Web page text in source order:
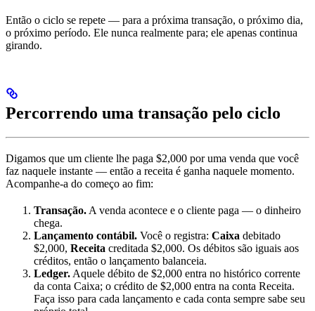
Então o ciclo se repete — para a próxima transação, o próximo dia,
o próximo período. Ele nunca realmente para; ele apenas continua
girando.
Percorrendo uma transação pelo ciclo
Digamos que um cliente lhe paga $2,000 por uma venda que você
faz naquele instante — então a receita é ganha naquele momento.
Acompanhe-a do começo ao fim:
Transação. A venda acontece e o cliente paga — o dinheiro
chega.
Lançamento contábil. Você o registra: Caixa debitado
$2,000, Receita creditada $2,000. Os débitos são iguais aos
créditos, então o lançamento balanceia.
Ledger. Aquele débito de $2,000 entra no histórico corrente
da conta Caixa; o crédito de $2,000 entra na conta Receita.
Faça isso para cada lançamento e cada conta sempre sabe seu